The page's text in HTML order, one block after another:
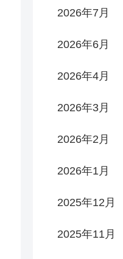
2026年7月
2026年6月
2026年4月
2026年3月
2026年2月
2026年1月
2025年12月
2025年11月